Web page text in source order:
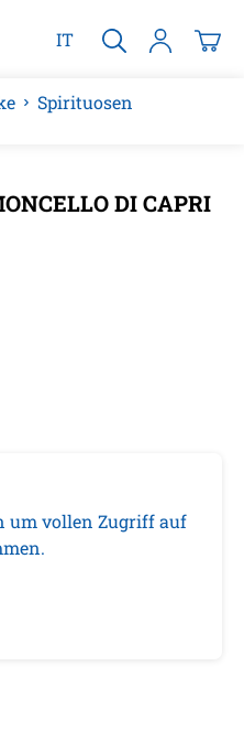
IT
Spirituosen
DI CAPRI
um vollen Zugriff auf